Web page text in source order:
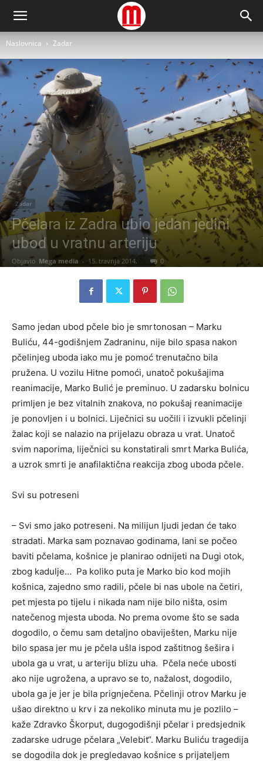
Naslovnica Zadar
Zadar
Pčelara iz Zadra ubio jedan jedini
ubod u vratnu arteriju
Objavio Mega media - 15. travnja 2014. 0
Samo jedan ubod pčele bio je smrtonosan – Marku
Buliću, 44-godišnjem Zadraninu, nije bilo spasa nakon
pčelinjeg uboda iako mu je pomoć trenutačno bila
pružena. U vozilu Hitne pomoći, unatoč pokušajima
reanimacije, Marko Bulić je preminuo. U zadarsku bolnicu
primljen je bez vitalnih znakova, no pokušaj reanimacije
je ponovljen i u bolnici. Liječnici su uočili i izvukli pčelinji
žalac koji se nalazio na prijelazu obraza u vrat. Unatoč
svim naporima, liječnici su konstatirali smrt Marka Bulića,
a uzrok smrti je anafilaktična reakcija zbog uboda pčele.
Svi su potreseni
– Svi smo jako potreseni. Na milijun ljudi jedan će tako
stradati. Marka sam poznavao godinama, lani se počeo
baviti pčelama, košnice je planirao odnijeti na Dugi otok,
zbog kadulje… Pa koliko puta je Marko bio kod mojih
košnica, zajedno smo radili, pčele bi nas ubole na četiri,
pet mjesta po tijelu i nikada nam nije bilo ništa, osim
natečenog mjesta uboda. No prema ovome što se sada
dogodilo, o čemu sam detaljno obaviješten, Marku nije
bilo spasa jer mu je pčela ušla ispod zaštitnog šešira i
ubola ga u vrat, u arteriju blizu uha. Pčela neće ubosti
ako nije ugrožena, a upravo se to, nažalost, dogodilo,
ubola ga je jer je bila prignječena. Pčelinji otrov Marku je
ušao direktno u krv i za nekoliko minuta mu je pozlilo –
kaže Zdravko Škorput, dugogodišnji pčelar i predsjednik
zadarske udruge pčelara „Velebit“. Marku Buliću tragedija
se dogodila dok je pregledavao košnice s prijateljem